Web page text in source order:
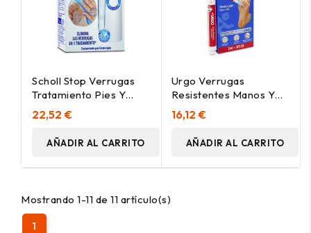
Scholl Stop Verrugas
Tratamiento Pies Y
Manos 80Ml
22,52 €
AÑADIR AL CARRITO
Urgo Verrugas
Resistentes Manos Y
Pies Stick 2Ml 2
16,12 €
AÑADIR AL CARRITO
Mostrando 1-11 de 11 artículo(s)
1